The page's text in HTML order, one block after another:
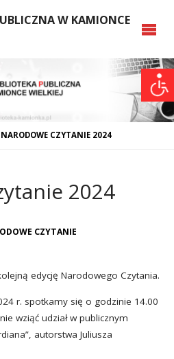
W KAMIONCE
NARODOWE CZYTANIE 2024
2024
CZYTANIE
edycję Narodowego Czytania.
r. spotkamy się o godzinie 14.00
wziąć udział w publicznym
autorstwa Juliusza